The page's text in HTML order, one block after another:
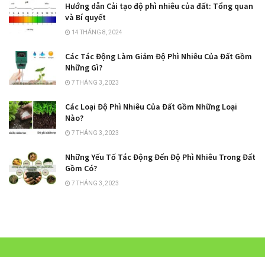
Hướng dẫn Cải tạo độ phì nhiêu của đất: Tổng quan
và Bí quyết
14 THÁNG 8, 2024
Các Tác Động Làm Giảm Độ Phì Nhiêu Của Đất Gồm
Những Gì?
7 THÁNG 3, 2023
Các Loại Độ Phì Nhiêu Của Đất Gồm Những Loại
Nào?
7 THÁNG 3, 2023
Những Yếu Tố Tác Động Đến Độ Phì Nhiêu Trong Đất
Gồm Có?
7 THÁNG 3, 2023